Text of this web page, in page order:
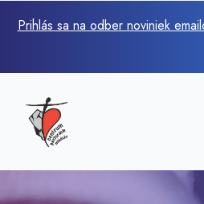
Prihlás sa na odber noviniek